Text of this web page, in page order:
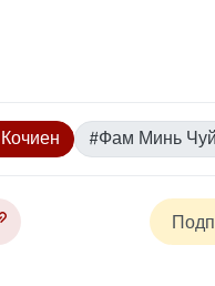
#Фам Минь